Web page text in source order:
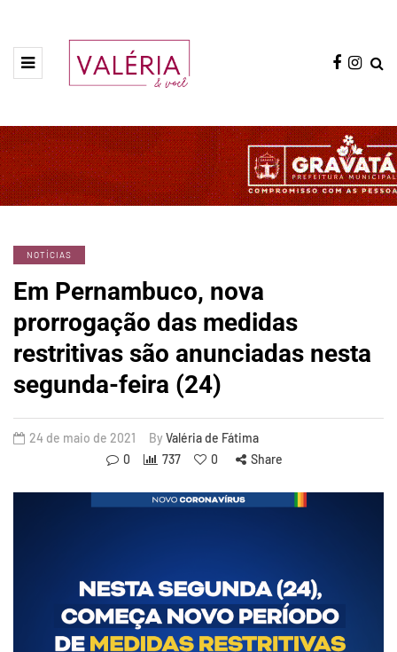
NOTÍCIAS
Em Pernambuco, nova
prorrogação das medidas
restritivas são anunciadas nesta
segunda-feira (24)
24 de maio de 2021 By Valéria de Fátima
0
737 0 Share